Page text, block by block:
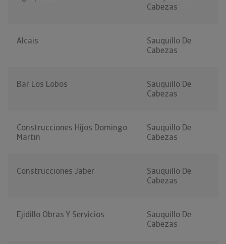
Cabezas
Alcais
Sauquillo De
Cabezas
Bar Los Lobos
Sauquillo De
Cabezas
Construcciones Hijos Domingo
Martin
Sauquillo De
Cabezas
Construcciones Jaber
Sauquillo De
Cabezas
Ejidillo Obras Y Servicios
Sauquillo De
Cabezas